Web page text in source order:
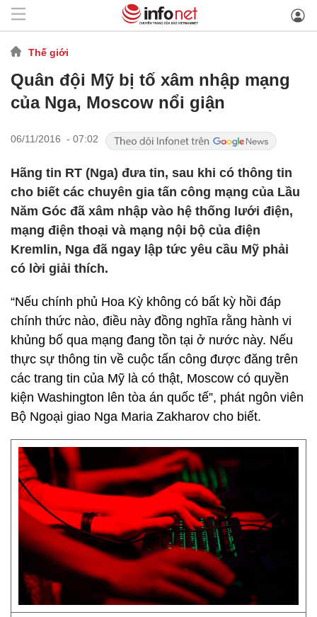
Thế giới
Quân đội Mỹ bị tố xâm nhập mạng
của Nga, Moscow nổi giận
06/11/2016 - 07:02
Hãng tin RT (Nga) đưa tin, sau khi có thông tin
cho biết các chuyên gia tấn công mạng của Lầu
Năm Góc đã xâm nhập vào hệ thống lưới điện,
mạng điện thoại và mạng nội bộ của điện
Kremlin, Nga đã ngay lập tức yêu cầu Mỹ phải
có lời giải thích.
“Nếu chính phủ Hoa Kỳ không có bất kỳ hồi đáp
chính thức nào, điều này đồng nghĩa rằng hành vi
khủng bố qua mạng đang tồn tại ở nước này. Nếu
thực sự thông tin về cuộc tấn công được đăng trên
các trang tin của Mỹ là có thật, Moscow có quyền
kiện Washington lên tòa án quốc tế”, phát ngôn viên
Bộ Ngoại giao Nga Maria Zakharov cho biết.